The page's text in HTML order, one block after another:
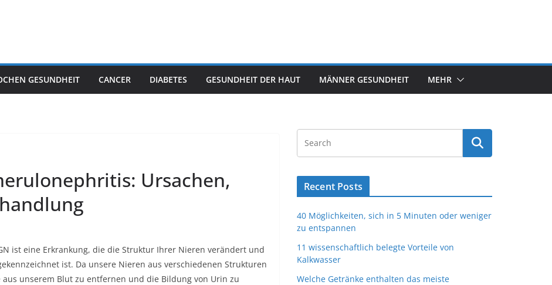
GESUNDHEIT CANCER DIABETES GESUNDHEIT DER HAUT MÄNNER GESUNDHEIT MEHR
Ursachen,
ist eine Erkrankung, die die Struktur Ihrer Nieren verändert und
ist. Da unsere Nieren aus verschiedenen Strukturen
unserem Blut zu entfernen und die Bildung von Urin zu
Recent Posts
40 Möglichkeiten, sich in 5 Minuten oder weniger
zu entspannen
11 wissenschaftlich belegte Vorteile von
Kalkwasser
Welche Getränke enthalten das meiste